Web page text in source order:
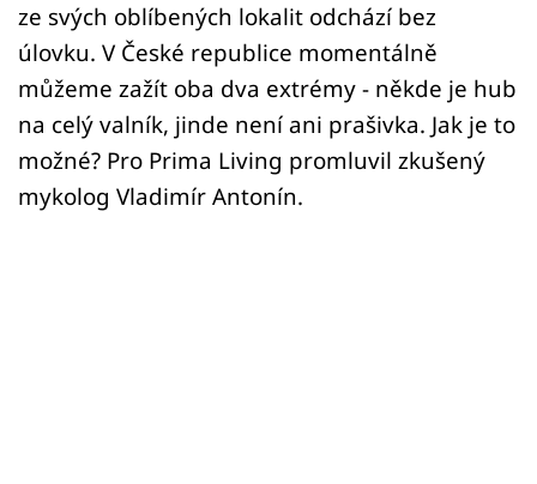
ze svých oblíbených lokalit odchází bez
úlovku. V České republice momentálně
můžeme zažít oba dva extrémy - někde je hub
na celý valník, jinde není ani prašivka. Jak je to
možné? Pro Prima Living promluvil zkušený
mykolog Vladimír Antonín.